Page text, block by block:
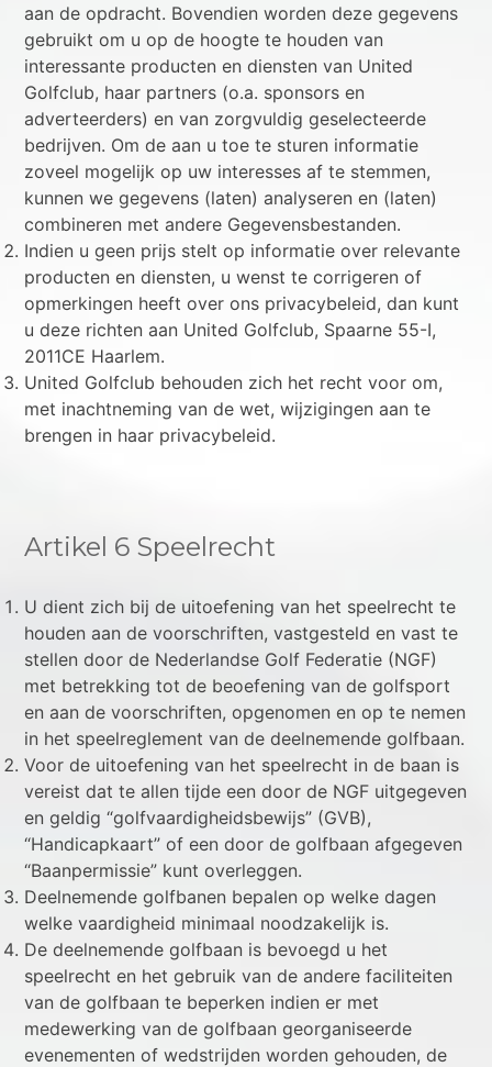
aan de opdracht. Bovendien worden deze gegevens
gebruikt om u op de hoogte te houden van
interessante producten en diensten van United
Golfclub, haar partners (o.a. sponsors en
adverteerders) en van zorgvuldig geselecteerde
bedrijven. Om de aan u toe te sturen informatie
zoveel mogelijk op uw interesses af te stemmen,
kunnen we gegevens (laten) analyseren en (laten)
combineren met andere Gegevensbestanden.
Indien u geen prijs stelt op informatie over relevante
producten en diensten, u wenst te corrigeren of
opmerkingen heeft over ons privacybeleid, dan kunt
u deze richten aan United Golfclub, Spaarne 55-I,
2011CE Haarlem.
United Golfclub behouden zich het recht voor om,
met inachtneming van de wet, wijzigingen aan te
brengen in haar privacybeleid.
Artikel 6 Speelrecht
U dient zich bij de uitoefening van het speelrecht te
houden aan de voorschriften, vastgesteld en vast te
stellen door de Nederlandse Golf Federatie (NGF)
met betrekking tot de beoefening van de golfsport
en aan de voorschriften, opgenomen en op te nemen
in het speelreglement van de deelnemende golfbaan.
Voor de uitoefening van het speelrecht in de baan is
vereist dat te allen tijde een door de NGF uitgegeven
en geldig “golfvaardigheidsbewijs” (GVB),
“Handicapkaart” of een door de golfbaan afgegeven
“Baanpermissie” kunt overleggen.
Deelnemende golfbanen bepalen op welke dagen
welke vaardigheid minimaal noodzakelijk is.
De deelnemende golfbaan is bevoegd u het
speelrecht en het gebruik van de andere faciliteiten
van de golfbaan te beperken indien er met
medewerking van de golfbaan georganiseerde
evenementen of wedstrijden worden gehouden, de